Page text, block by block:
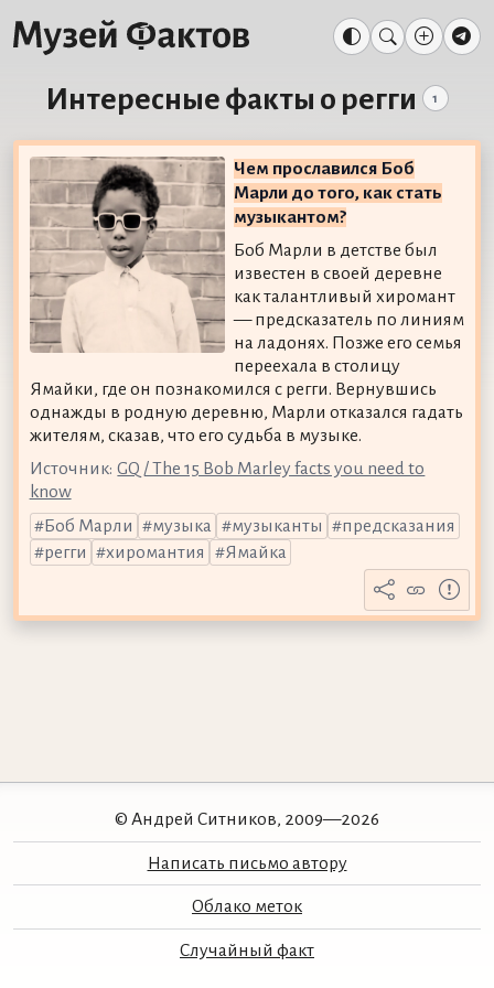
Интересные факты о регги 1
Чем прославился Боб
Марли до того, как стать
музыкантом?
Боб Марли в детстве был
известен в своей деревне
как талантливый хиромант
— предсказатель по линиям
на ладонях. Позже его семья
переехала в столицу
Ямайки, где он познакомился с регги. Вернувшись
однажды в родную деревню, Марли отказался гадать
жителям, сказав, что его судьба в музыке.
Источник: GQ / The 15 Bob Marley facts you need to
know
Боб Марли
музыка музыканты
предсказания
регги
хиромантия Ямайка
© Андрей Ситников, 2009—2026
Написать письмо автору
Облако меток
Случайный факт